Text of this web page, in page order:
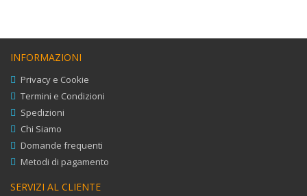
INFORMAZIONI
Privacy e Cookie
Termini e Condizioni
Spedizioni
Chi Siamo
Domande frequenti
Metodi di pagamento
SERVIZI AL CLIENTE